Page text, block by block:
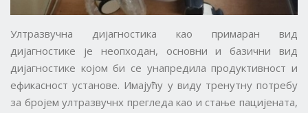
Ултразвучна дијагностика као примаран вид
дијагностике је неопходан, основни и базични вид
дијагностике којом би се унапредила продуктивност и
ефикасност установе. Имајућу у виду тренутну потребу
за бројем ултразвучнх прегледа као и стање пацијената,